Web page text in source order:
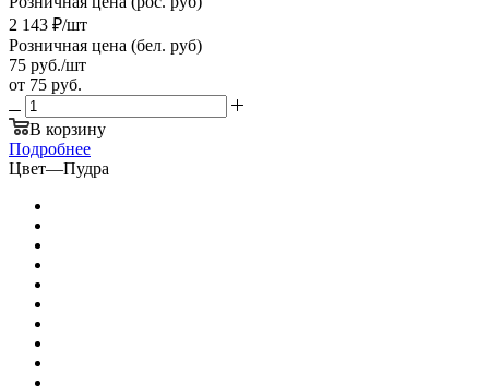
2 143 ₽/шт
Розничная цена (бел. руб)
75 руб./шт
от 75 руб.
В корзину
Подробнее
Цвет—Пудра